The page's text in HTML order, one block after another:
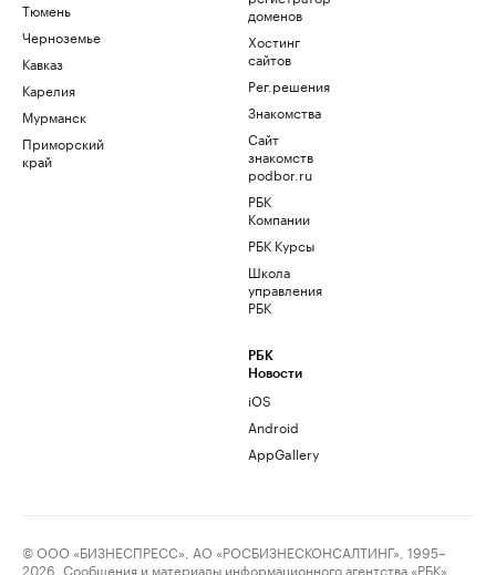
Тюмень
Черноземье
Кавказ
Карелия
Мурманск
Приморский
край
доменов
Хостинг
сайтов
Рег.решения
Знакомства
Сайт
знакомств
podbor.ru
РБК
Компании
РБК Курсы
Школа
управления
РБК
РБК
Новости
iOS
Android
AppGallery
© ООО «БИЗНЕСПРЕСС», АО «РОСБИЗНЕСКОНСАЛТИНГ», 1995–
2026. Сообщения и материалы информационного агентства «РБК»